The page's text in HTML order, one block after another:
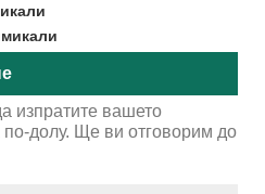
изпратите вашето
долу. Ще ви отговорим до